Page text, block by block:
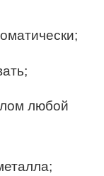
любой